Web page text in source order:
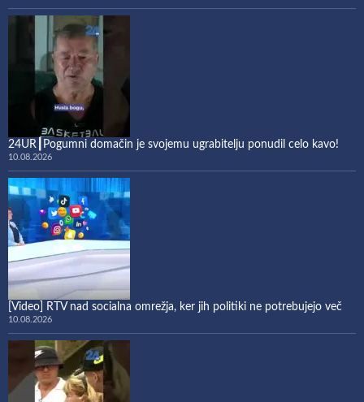
24UR┃Pogumni domačin je svojemu ugrabitelju ponudil celo kavo!
10.08.2026
[Video] RTV nad socialna omrežja, ker jih politiki ne potrebujejo več
10.08.2026